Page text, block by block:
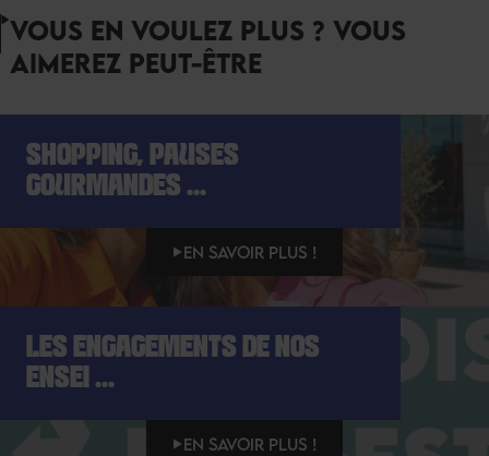
VOUS EN VOULEZ PLUS ? VOUS
AIMEREZ PEUT-ÊTRE
SHOPPING, PAUSES
GOURMANDES ...
EN SAVOIR PLUS !
LES ENGAGEMENTS DE NOS
ENSEI ...
EN SAVOIR PLUS !